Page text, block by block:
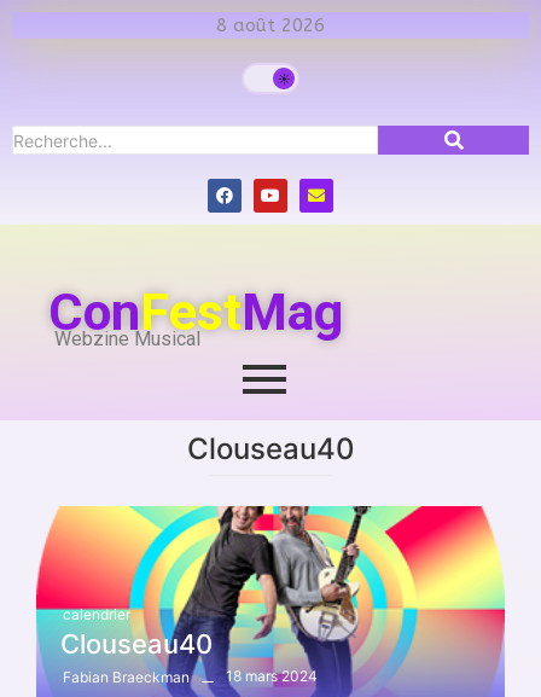
8 août 2026
ConFestMag
Webzine Musical
Clouseau40
calendrier
Clouseau40
Fabian Braeckman 18 mars 2024